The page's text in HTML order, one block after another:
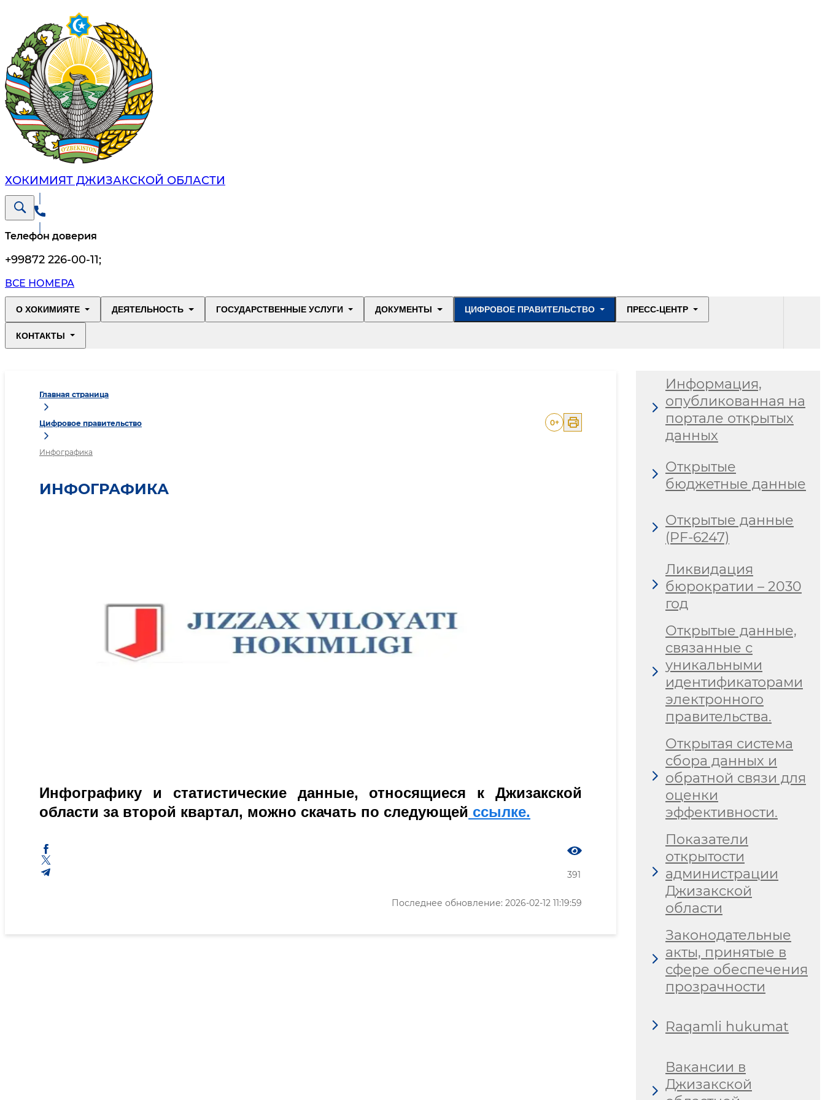
ХОКИМИЯТ ДЖИЗАКСКОЙ ОБЛАСТИ
Телефон доверия
+99872 226-00-11;
ВСЕ НОМЕРА
О ХОКИМИЯТЕ ДЕЯТЕЛЬНОСТЬ ГОСУДАРСТВЕННЫЕ УСЛУГИ ДОКУМЕНТЫ ЦИФРОВОЕ ПРАВИТЕЛЬСТВО ПРЕСС-ЦЕНТР
КОНТАКТЫ
Главная страница
Цифровое правительство
Инфографика
0+
ИНФОГРАФИКА
Инфографику и статистические данные, относящиеся к Джизакской
области за второй квартал, можно скачать по следующей ссылке.
391
Последнее обновление: 2026-02-12 11:19:59
Информация,
опубликованная на
портале открытых
данных
Открытые
бюджетные данные
Открытые данные
(PF-6247)
Ликвидация
бюрократии – 2030
год
Открытые данные,
связанные с
уникальными
идентификаторами
электронного
правительства.
Открытая система
сбора данных и
обратной связи для
оценки
эффективности.
Показатели
открытости
администрации
Джизакской
области
Законодательные
акты, принятые в
сфере обеспечения
прозрачности
Raqamli hukumat
Вакансии в
Джизакской